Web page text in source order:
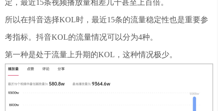
定，最近15条视频播放量相差几十甚至上百倍。
所以在抖音选择KOL时，最近15条的流量稳定性也是重要参
考指标。抖音KOL的流量情况可以分为4种。
第一种是处于流量上升期的KOL，这种情况极少。